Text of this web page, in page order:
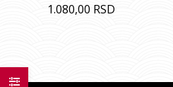
1.080,00 RSD